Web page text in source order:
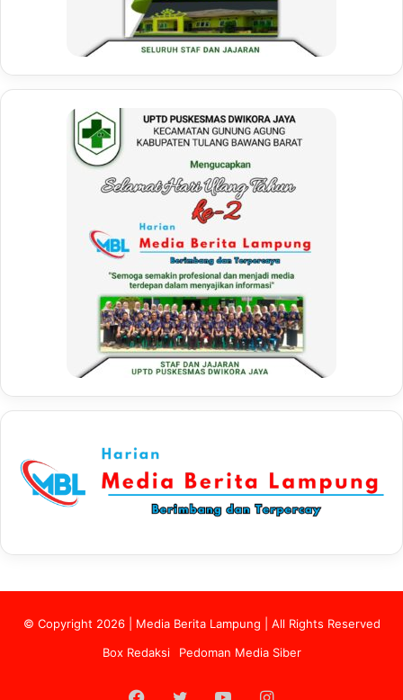
© Copyright 2026 | Media Berita Lampung | All Rights Reserved
Box Redaksi
Pedoman Media Siber
Facebook
TwitterYouTubeInstagram